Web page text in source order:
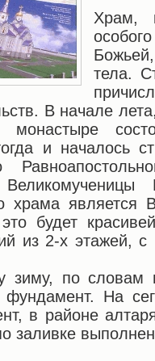
Храм,
тела.
В начале
монастыре
и началось
храма является
это будет
из 2-х этажей, с
зиму, по словам
фундамент. На
в районе
заливке